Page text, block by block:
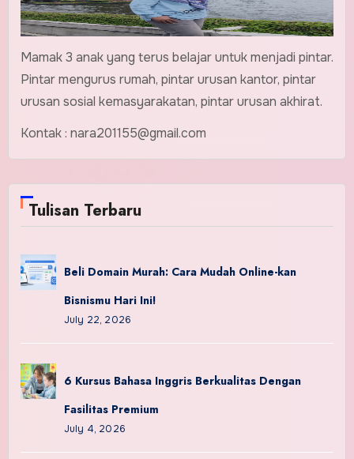
Mamak 3 anak yang terus belajar untuk menjadi pintar.
Pintar mengurus rumah, pintar urusan kantor, pintar
urusan sosial kemasyarakatan, pintar urusan akhirat.
Kontak : nara201155@gmail.com
Tulisan Terbaru
Beli Domain Murah: Cara Mudah Online-kan
Bisnismu Hari Ini!
July 22, 2026
6 Kursus Bahasa Inggris Berkualitas Dengan
Fasilitas Premium
July 4, 2026